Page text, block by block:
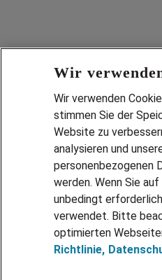
Wir
Wir verwenden
stimmen Sie der
Website zu
analysieren und
personenbezogenen
werden. Wenn Sie
unbedingt
verwendet. Bitte
optimierten
Richtlinie,